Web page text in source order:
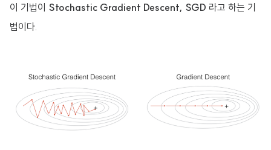
이 기법이 Stochastic Gradient Descent, SGD 라고 하는 기
법이다.